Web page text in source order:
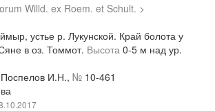
Willd. ex Roem. et Schult. >
устье р. Лукунской. Край болота у
в оз. Томмот. Высота 0-5 м над ур.
Поспелов И.Н., № 10-461